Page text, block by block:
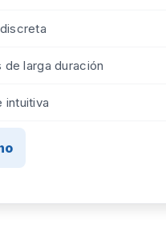
larga duración
intuitiva